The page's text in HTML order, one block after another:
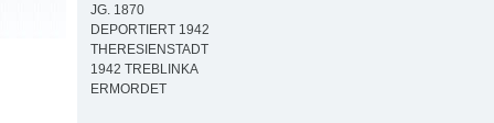
JG. 1870
DEPORTIERT 1942
THERESIENSTADT
1942 TREBLINKA
ERMORDET